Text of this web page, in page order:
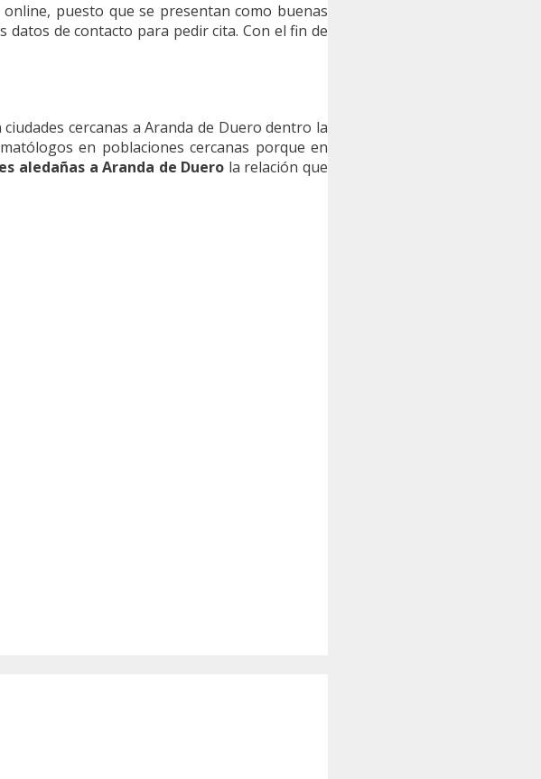
puesto que se presentan como buenas
de contacto para pedir cita. Con el fin de
cercanas a Aranda de Duero dentro la
en poblaciones cercanas porque en
aledañas a Aranda de Duero la relación que